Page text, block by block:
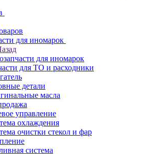
для иномарок
для иномарок
для ТО и расходники
детали
масла
управление
охлаждения
очистки стекол и фар
система